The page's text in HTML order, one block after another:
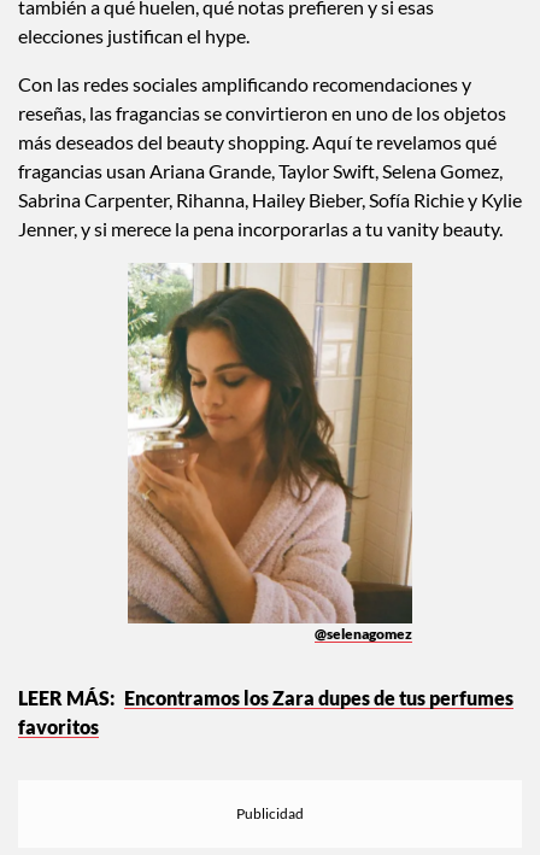
también a qué huelen, qué notas prefieren y si esas
elecciones justifican el hype.
Con las redes sociales amplificando recomendaciones y
reseñas, las fragancias se convirtieron en uno de los objetos
más deseados del beauty shopping. Aquí te revelamos qué
fragancias usan Ariana Grande, Taylor Swift, Selena Gomez,
Sabrina Carpenter, Rihanna, Hailey Bieber, Sofía Richie y Kylie
Jenner, y si merece la pena incorporarlas a tu vanity beauty.
@selenagomez
Encontramos los Zara dupes de tus perfumes
favoritos